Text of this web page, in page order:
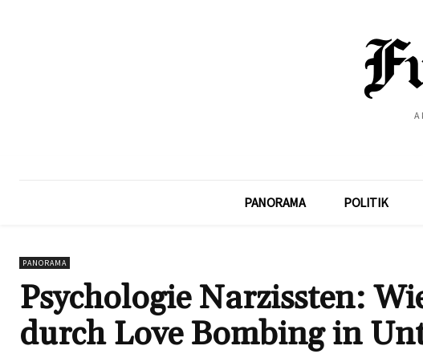
PANORAMA POLITIK
PANORAMA
Psychologie Narzissten:
durch Love Bombing in